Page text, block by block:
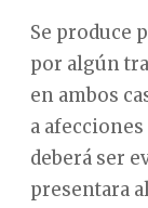
Se produce
por algún
en ambos
a
deberá ser
presentara